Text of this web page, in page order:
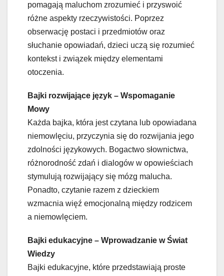
pomagają maluchom zrozumieć i przyswoić
różne aspekty rzeczywistości. Poprzez
obserwację postaci i przedmiotów oraz
słuchanie opowiadań, dzieci uczą się rozumieć
kontekst i związek między elementami
otoczenia.
Bajki rozwijające język – Wspomaganie
Mowy
Każda bajka, która jest czytana lub opowiadana
niemowlęciu, przyczynia się do rozwijania jego
zdolności językowych. Bogactwo słownictwa,
różnorodność zdań i dialogów w opowieściach
stymulują rozwijający się mózg malucha.
Ponadto, czytanie razem z dzieckiem
wzmacnia więź emocjonalną między rodzicem
a niemowlęciem.
Bajki edukacyjne – Wprowadzanie w Świat
Wiedzy
Bajki edukacyjne, które przedstawiają proste